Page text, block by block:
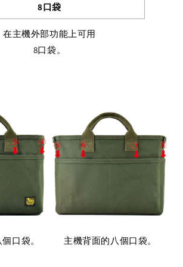
8口袋
在主機外部功能上可用
8口袋。
口袋。 主機背面的八個口袋。